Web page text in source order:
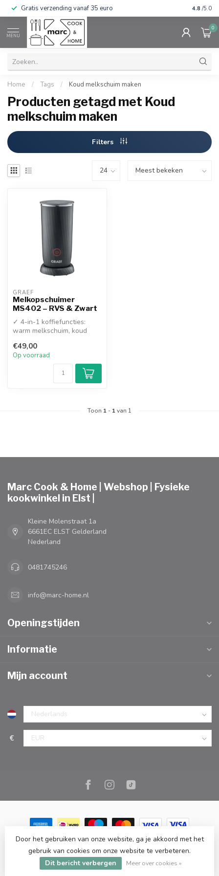
Gratis verzending vanaf 35 euro 4.8 /5.0
MENU
0
Home / Tags / Koud melkschuim maken
Producten getagd met Koud
melkschuim maken
Filters
GRAEF
Melkopschuimer
MS402 – RVS & Zwart
✓ 4-in-1 koffiefuncties:
warm melkschuim, koud
roeren én ...
€49,00
Op voorraad
Toon 1 - 1van 1
Marc Cook & Home | Webshop | Fysieke
kookwinkel in Elst |
Kleine Molenstraat 1a
6661EC ELST Gelderland
Nederland
0481745246
info@marc-home.nl
Openingstijden
Informatie
Mijn account
€
© Copyright 2026 Marc Cook & Home | Webshop | Fysieke
kookwinkel in Elst |- Powered byLightspeed-Lightspeed design
byDyvelopment
Door het gebruiken van onze website, ga je akkoord met het
gebruik van cookies om onze website te verbeteren.
Dit bericht verbergen
Meer over cookies »